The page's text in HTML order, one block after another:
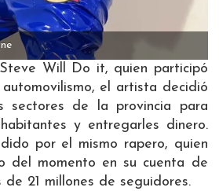
Will Do it, quien participó
el artista decidió
sectores de la provincia para
y entregarles dinero.
por el mismo rapero, quien
del momento en su cuenta de
de 21 millones de seguidores.